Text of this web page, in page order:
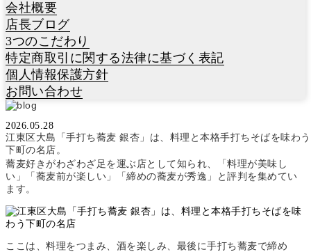
会社概要
店長ブログ
3つのこだわり
特定商取引に関する法律に基づく表記
個人情報保護方針
お問い合わせ
2026.05.28
江東区大島「手打ち蕎麦 銀杏」は、料理と本格手打ちそばを味わう
下町の名店。
東京・江東区大島。昔ながらの下町らしさと暮らしの温度感が残
るこの街に、蕎麦好きから静かな支持を集める一軒があります。
それが手打ち蕎麦 銀杏
蕎麦好きがわざわざ足を運ぶ店として知られ、「料理が美味し
い」「蕎麦前が楽しい」「締めの蕎麦が秀逸」と評判を集めてい
ます。
ここは、料理をつまみ、酒を楽しみ、最後に手打ち蕎麦で締め